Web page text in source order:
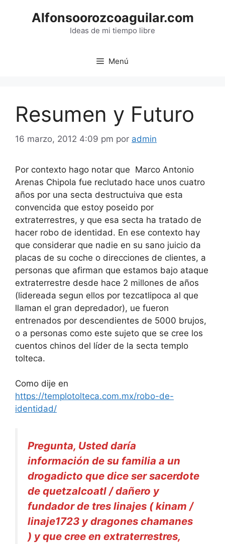
Alfonsoorozcoaguilar.com
Ideas de mi tiempo libre
Menú
Resumen y Futuro
16 marzo, 2012 4:09 pm por admin
Por contexto hago notar que Marco Antonio
Arenas Chipola fue reclutado hace unos cuatro
años por una secta destructuiva que esta
convencida que estoy poseido por
extraterrestres, y que esa secta ha tratado de
hacer robo de identidad. En ese contexto hay
que considerar que nadie en su sano juicio da
placas de su coche o direcciones de clientes, a
personas que afirman que estamos bajo ataque
extraterrestre desde hace 2 millones de años
(lidereada segun ellos por tezcatlipoca al que
llaman el gran depredador), ue fueron
entrenados por descendientes de 5000 brujos,
o a personas como este sujeto que se cree los
cuentos chinos del líder de la secta templo
tolteca.
Como dije en
https://templotolteca.com.mx/robo-de-
identidad/
Pregunta, Usted daría
información de su familia a un
drogadicto que dice ser sacerdote
de quetzalcoatl / dañero y
fundador de tres linajes ( kinam /
linaje1723 y dragones chamanes
) y que cree en extraterrestres,